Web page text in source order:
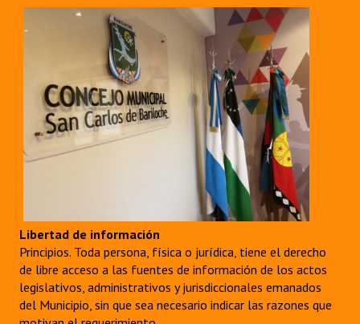
Libertad de información
Principios. Toda persona, física o jurídica, tiene el derecho
de libre acceso a las fuentes de información de los actos
legislativos, administrativos y jurisdiccionales emanados
del Municipio, sin que sea necesario indicar las razones que